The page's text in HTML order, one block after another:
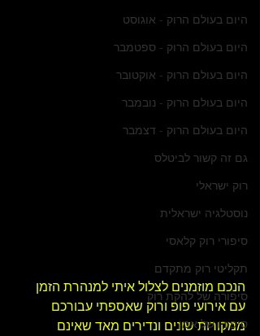
היום בעולם הרוק - אוגוסט
היום בעולם הרוק - ספטמבר
היום בעולם הרוק - אוקטובר
היום בעולם הרוק - נובמבר
היום בעולם הרוק - דצמבר
גם זה קשור לביטלס
רוק ישראלי
נוסטלגיה ישראלית
סיפורי רוק קלאסי
תקליטי רוק מתקדם
סיפורה של להקת רוק
סיפורו של אמן
הנכם מוזמנים לצלול איתי למנהרת הזמן
עם אירועי פופ ורוק שאספתי עבורכם
ממקורות שונים ונדירים מאד שאינם